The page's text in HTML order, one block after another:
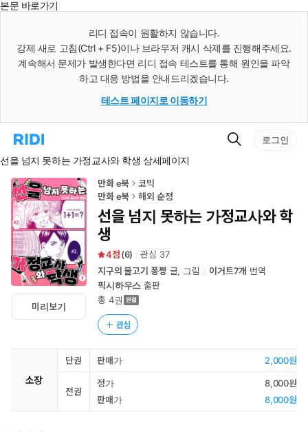
본문 바로가기
리디 접속이 원활하지 않습니다.
강제 새로 고침(Ctrl + F5)이나 브라우저 캐시 삭제를 진행해주세요.
계속해서 문제가 발생한다면 리디 접속 테스트를 통해 원인을 파악
하고 대응 방법을 안내드리겠습니다.
테스트 페이지로 이동하기
리
홈
로
이
동
검
로그인
선을 넘지 못하는 가정교사와 학생 상세페이지
미리보기
만화 e북
코믹
만화 e북
해외 순정
선을 넘지 못하는 가정교사와 학
생
4 (6) 관심 37
지구의 물고기 퐁짱글, 그림 이거트7개 번역
픽시하우스 출판
총 4권
관심
소장
단권 판매가 2,000원
전권
정가
8,000원
판매가
8,000원